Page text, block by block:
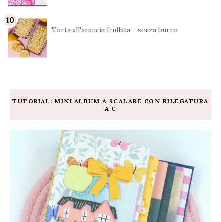
Torta all'arancia frullata - senza burro
TUTORIAL: MINI ALBUM A SCALARE CON RILEGATURA
A C